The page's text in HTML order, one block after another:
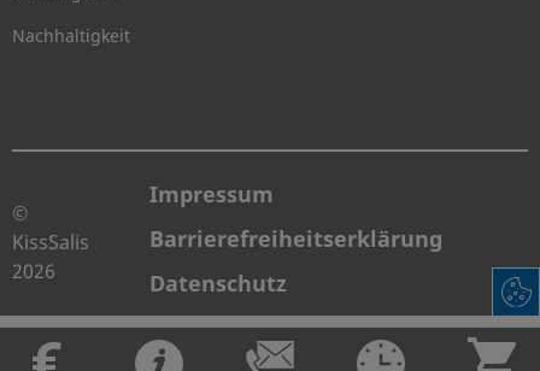
Nachhaltigkeit
©
KissSalis
2026
Impressum
Barrierefreiheitserklärung
Datenschutz